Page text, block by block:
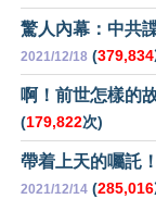
驚人內幕：中共
2021/12/18 (379,834
啊！前世怎樣的
(179,822次)
帶着上天的囑託
2021/12/14 (285,016